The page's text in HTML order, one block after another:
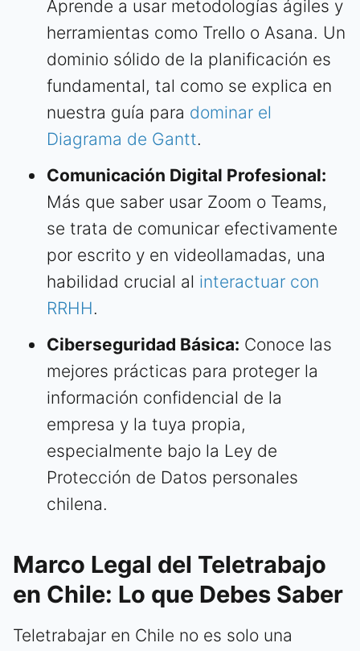
Aprende a usar metodologías ágiles y
herramientas como Trello o Asana. Un
dominio sólido de la planificación es
fundamental, tal como se explica en
nuestra guía para dominar el
Diagrama de Gantt.
Comunicación Digital Profesional:
Más que saber usar Zoom o Teams,
se trata de comunicar efectivamente
por escrito y en videollamadas, una
habilidad crucial al interactuar con
RRHH.
Ciberseguridad Básica: Conoce las
mejores prácticas para proteger la
información confidencial de la
empresa y la tuya propia,
especialmente bajo la Ley de
Protección de Datos personales
chilena.
Marco Legal del Teletrabajo
en Chile: Lo que Debes Saber
Teletrabajar en Chile no es solo una